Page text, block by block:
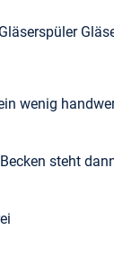
wenig
steht